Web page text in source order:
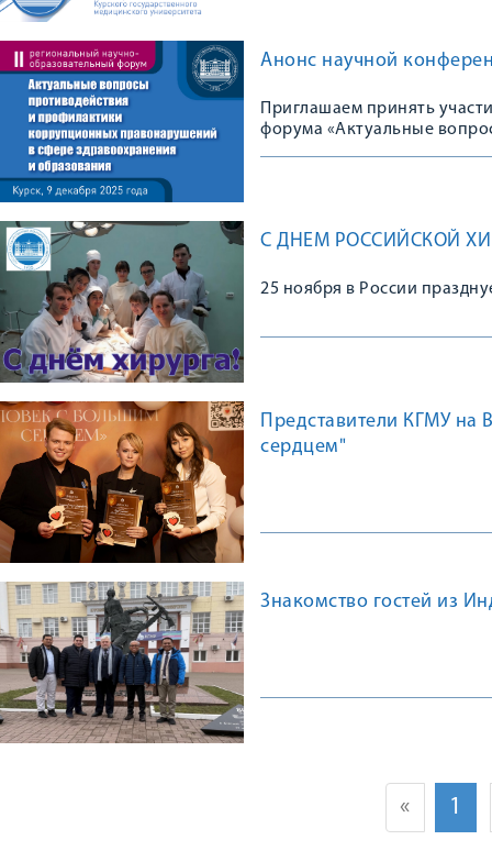
Анонс научной
Приглашаем принять
форума «Актуальные
С ДНЕМ РОССИЙСКОЙ
25 ноября в России
Представители КГМУ на
сердцем"
Знакомство гостей из
« 1